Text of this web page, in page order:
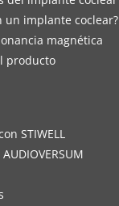
un implante coclear?
magnética
producto
STIWELL